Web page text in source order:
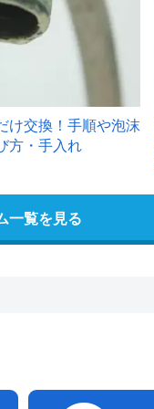
け交換！手順や泡沫
方・手入れ
一覧を見る